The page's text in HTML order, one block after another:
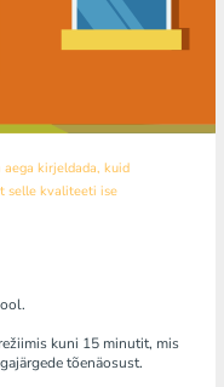
aega kirjeldada, kuid
selle kvaliteeti ise
kuni 15 minutit, mis
tõenäosust.